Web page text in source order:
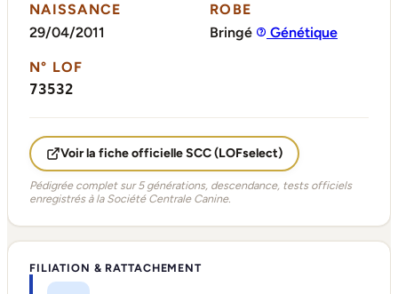
NAISSANCE
29/04/2011
ROBE
Bringé
Génétique
N° LOF
73532
Voir la fiche officielle SCC (LOFselect)
Pédigrée complet sur 5 générations, descendance, tests officiels
enregistrés à la Société Centrale Canine.
FILIATION & RATTACHEMENT